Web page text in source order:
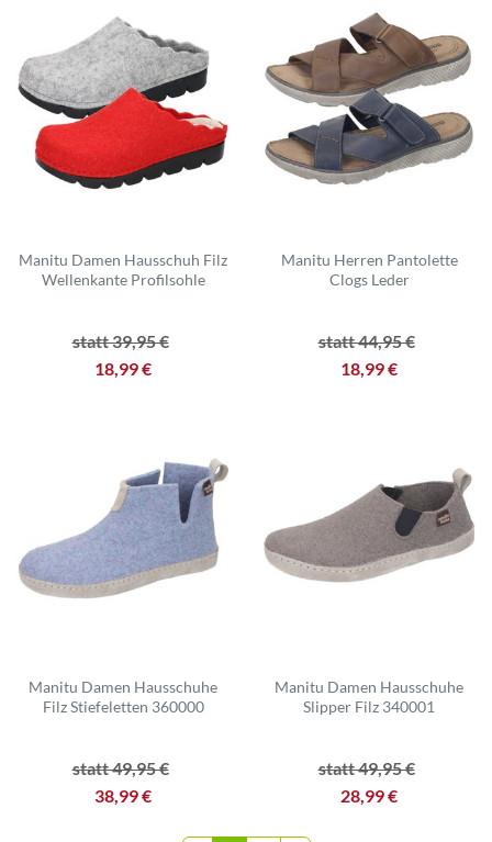
Manitu Damen Hausschuh Filz
Wellenkante Profilsohle
statt 39,95 €
18,99 €
Manitu Herren Pantolette
Clogs Leder
statt 44,95 €
18,99 €
Manitu Damen Hausschuhe
Filz Stiefeletten 360000
statt 49,95 €
38,99 €
Manitu Damen Hausschuhe
Slipper Filz 340001
statt 49,95 €
28,99 €